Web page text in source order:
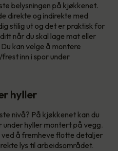
belysningen på kjøkkenet.
direkte og indirekte med
stilig ut og det er praktisk for
når du skal lage mat eller
kan velge å montere
inn i spor under
hyller
nivå? På kjøkkenet kan du
under hyller montert på vegg.
å fremheve flotte detaljer
lys til arbeidsområdet.